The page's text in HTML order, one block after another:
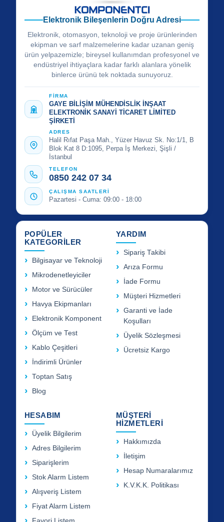
Elektronik Bileşenlerin Doğru Adresi
Elektronik, otomasyon, teknoloji ve proje ürünlerinden
ekipman ve sarf malzemelerine kadar uzanan geniş
ürün yelpazemizle; bireysel kullanımdan profesyonel ve
endüstriyel ihtiyaçlara kadar farklı alanlara yönelik
binlerce ürünü tek noktada sunuyoruz.
FİRMA
GAYE BİLİŞİM MÜHENDİSLİK İNŞAAT
ELEKTRONİK SANAYİ TİCARET LİMİTED
ŞİRKETİ
ADRES
Halil Rıfat Paşa Mah., Yüzer Havuz Sk. No:1/1, B
Blok Kat 8 D:1095, Perpa İş Merkezi, Şişli /
İstanbul
TELEFON
0850 242 07 34
ÇALIŞMA SAATLERİ
Pazartesi - Cuma: 09:00 - 18:00
POPÜLER
KATEGORİLER
Bilgisayar ve Teknoloji
Mikrodenetleyiciler
Motor ve Sürücüler
Havya Ekipmanları
Elektronik Komponent
Ölçüm ve Test
Kablo Çeşitleri
İndirimli Ürünler
Toptan Satış
Blog
YARDIM
Sipariş Takibi
Arıza Formu
İade Formu
Müşteri Hizmetleri
Garanti ve İade
Koşulları
Üyelik Sözleşmesi
Ücretsiz Kargo
HESABIM
Üyelik Bilgilerim
Adres Bilgilerim
Siparişlerim
Stok Alarm Listem
Alışveriş Listem
Fiyat Alarm Listem
MÜŞTERİ
HİZMETLERİ
Hakkımızda
İletişim
Hesap Numaralarımız
K.V.K.K. Politikası